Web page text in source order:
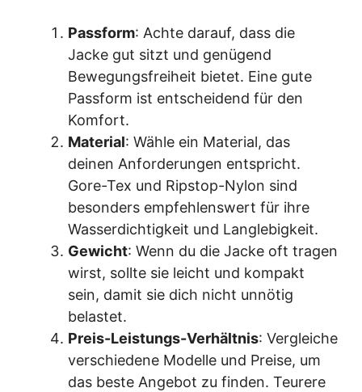
Passform: Achte darauf, dass die
Jacke gut sitzt und genügend
Bewegungsfreiheit bietet. Eine gute
Passform ist entscheidend für den
Komfort.
Material: Wähle ein Material, das
deinen Anforderungen entspricht.
Gore-Tex und Ripstop-Nylon sind
besonders empfehlenswert für ihre
Wasserdichtigkeit und Langlebigkeit.
Gewicht: Wenn du die Jacke oft tragen
wirst, sollte sie leicht und kompakt
sein, damit sie dich nicht unnötig
belastet.
Preis-Leistungs-Verhältnis: Vergleiche
verschiedene Modelle und Preise, um
das beste Angebot zu finden. Teurere